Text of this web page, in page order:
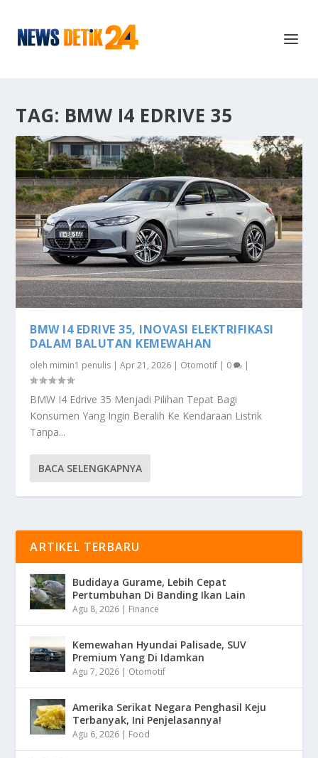
TAG: BMW I4 EDRIVE 35
BMW I4 EDRIVE 35, INOVASI ELEKTRIFIKASI
DALAM BALUTAN KEMEWAHAN
oleh mimin1 penulis |Apr 21, 2026 | Otomotif | 0 |
BMW I4 Edrive 35 Menjadi Pilihan Tepat Bagi
Konsumen Yang Ingin Beralih Ke Kendaraan Listrik
Tanpa...
BACA SELENGKAPNYA
ARTIKEL TERBARU
Budidaya Gurame, Lebih Cepat
Pertumbuhan Di Banding Ikan Lain
Agu 8, 2026 | Finance
Kemewahan Hyundai Palisade, SUV
Premium Yang Di Idamkan
Agu 7, 2026 | Otomotif
Amerika Serikat Negara Penghasil Keju
Terbanyak, Ini Penjelasannya!
Agu 6, 2026 | Food